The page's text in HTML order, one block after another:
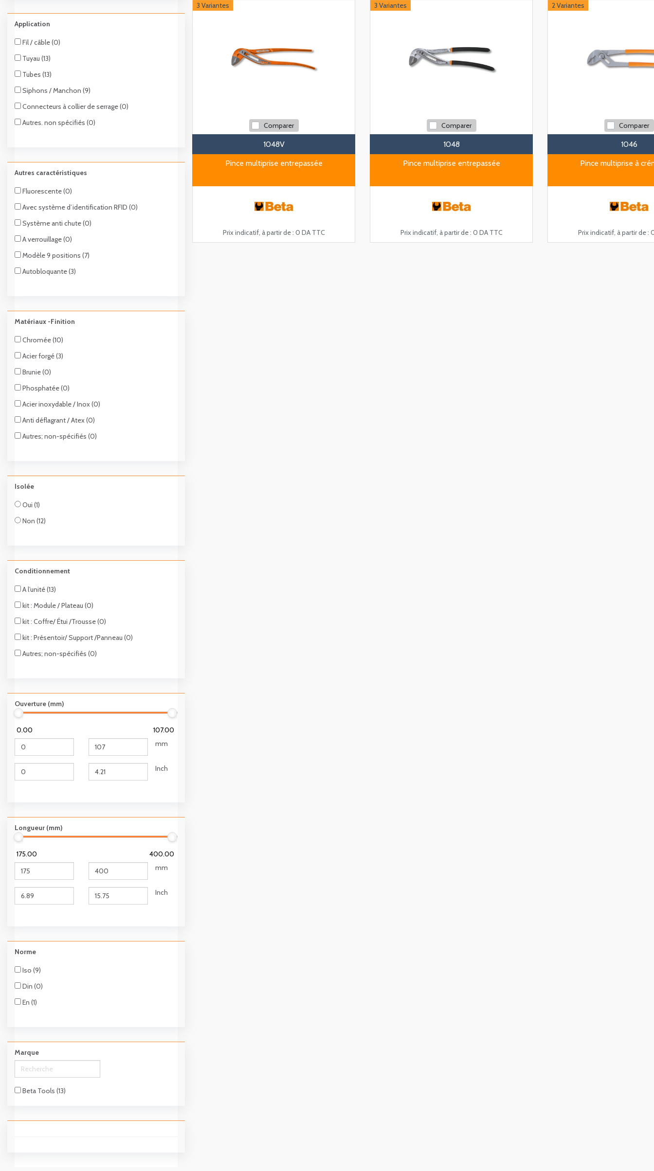
Application
Fil / câble (0)
Tuyau (13)
Tubes (13)
Siphons / Manchon (9)
Connecteurs à collier de serrage (0)
Autres. non spécifiés (0)
Autres caractéristiques
Fluorescente (0)
Avec système d’identification RFID (0)
Système anti chute (0)
A verrouillage (0)
Modèle 9 positions (7)
Autobloquante (3)
Matériaux -Finition
Chromée (10)
Acier forgé (3)
Brunie (0)
Phosphatée (0)
Acier inoxydable / Inox (0)
Anti déflagrant / Atex (0)
Autres; non-spécifiés (0)
Isolée
Oui (1)
Non (12)
Conditionnement
A l’unité (13)
kit : Module / Plateau (0)
kit : Coffre/ Étui /Trousse (0)
kit : Présentoir/ Support /Panneau (0)
Autres; non-spécifiés (0)
Ouverture (mm)
0.00
107.00
mm
Inch
Longueur (mm)
175.00
400.00
mm
Inch
Norme
Iso (9)
Din (0)
En (1)
Marque
Beta Tools (13)
3 Variantes
Comparer
1048V
Pince multiprise entrepassée
Prix indicatif, à partir de : 0 DA TTC
3 Variantes
Comparer
1048
Pince multiprise entrepassée
Prix indicatif, à partir de : 0 DA TTC
2 Variantes
Comparer
1046
Pince multiprise à
Prix indicatif, à partir de :